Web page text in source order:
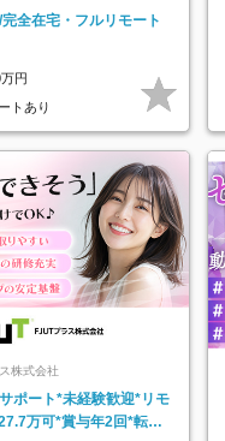
全在宅・フルリモート
円
トあり
株式会社
ポート*未経験歓迎*リモ
万可*賞与年2回*転勤